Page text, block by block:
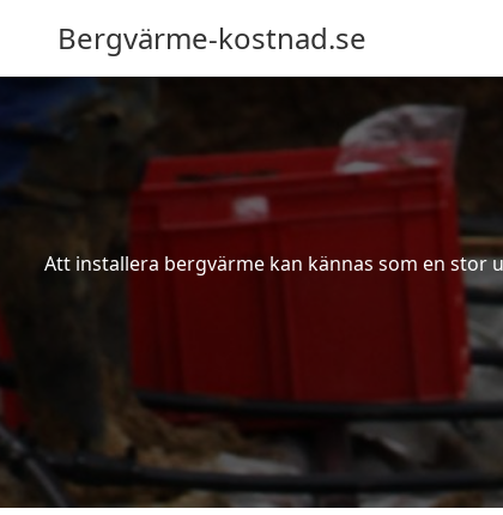
Bergvärme-kostnad.se
Att installera bergvärme kan kännas som en